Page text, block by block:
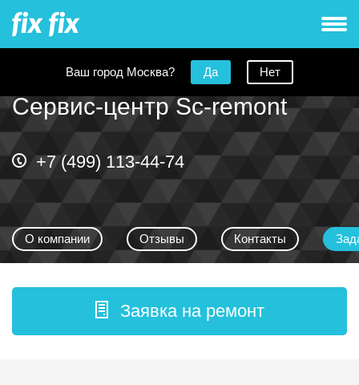
Ваш город Москва? Да Нет
Сервис-центр Sc-remont
+7 (499) 113-44-74
О компании Отзывы Контакты
Заявка на ремонт